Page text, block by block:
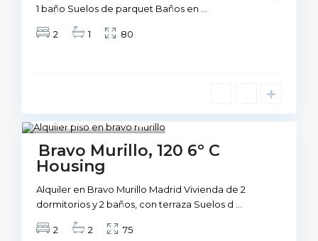
1 baño Suelos de parquet Baños en
2 1 80
1
Madrid
Not Available
Bravo Murillo, 120 6º C
Housing
Alquiler en Bravo Murillo Madrid Vivienda de 2
dormitorios y 2 baños, con terraza Suelos d
2 2 75